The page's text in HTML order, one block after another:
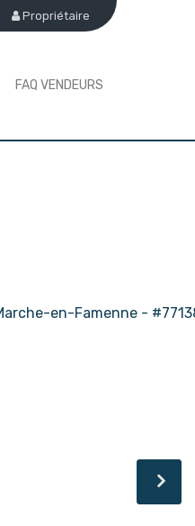
Propriétaire
FAQ VENDEURS